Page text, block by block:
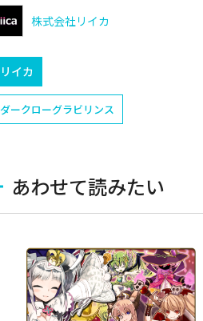
株式会社リイカ
リイカ
ダークローグラビリンス
あわせて読みたい